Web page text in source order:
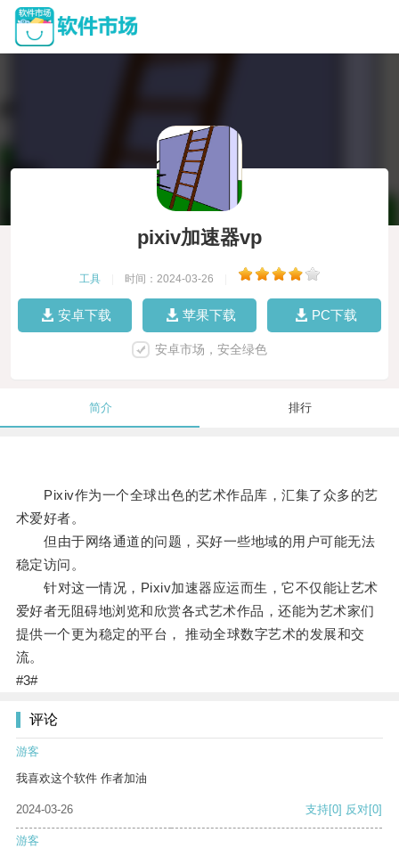
pixiv加速器vp
工具 时间：2024-03-26
安卓下载 苹果下载 PC下载
安卓市场，安全绿色
简介 排行
Pixiv作为一个全球出色的艺术作品库，汇集了众多的艺
术爱好者。
但由于网络通道的问题，买好一些地域的用户可能无法
稳定访问。
针对这一情况，Pixiv加速器应运而生，它不仅能让艺术
爱好者无阻碍地浏览和欣赏各式艺术作品，还能为艺术家们
提供一个更为稳定的平台， 推动全球数字艺术的发展和交
流。
#3#
评论
游客
我喜欢这个软件 作者加油
2024-03-26 支持[0] 反对[0]
游客